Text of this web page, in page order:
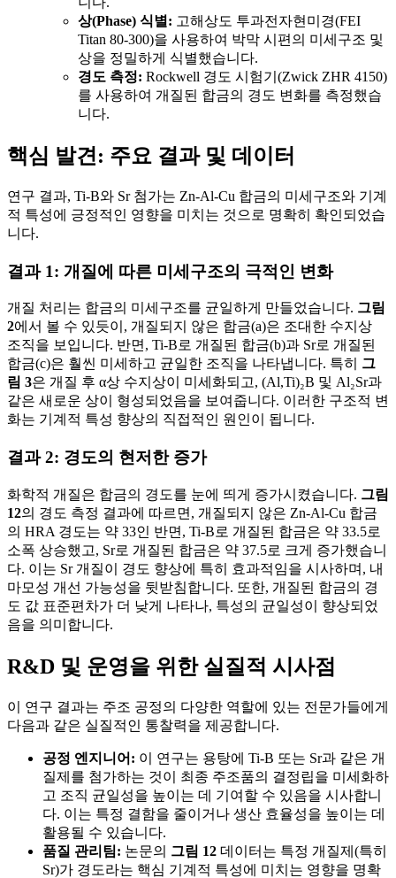
상(Phase) 식별: 고해상도 투과전자현미경(FEI
Titan 80-300)을 사용하여 박막 시편의 미세구조 및
상을 정밀하게 식별했습니다.
경도 측정: Rockwell 경도 시험기(Zwick ZHR 4150)
를 사용하여 개질된 합금의 경도 변화를 측정했습
니다.
핵심 발견: 주요 결과 및 데이터
연구 결과, Ti-B와 Sr 첨가는 Zn-Al-Cu 합금의 미세구조와 기계
적 특성에 긍정적인 영향을 미치는 것으로 명확히 확인되었습
니다.
결과 1: 개질에 따른 미세구조의 극적인 변화
개질 처리는 합금의 미세구조를 균일하게 만들었습니다. 그림
2에서 볼 수 있듯이, 개질되지 않은 합금(a)은 조대한 수지상
조직을 보입니다. 반면, Ti-B로 개질된 합금(b)과 Sr로 개질된
합금(c)은 훨씬 미세하고 균일한 조직을 나타냅니다. 특히 그
림 3은 개질 후 α상 수지상이 미세화되고, (Al,Ti)₂B 및 Al₂Sr과
같은 새로운 상이 형성되었음을 보여줍니다. 이러한 구조적 변
화는 기계적 특성 향상의 직접적인 원인이 됩니다.
결과 2: 경도의 현저한 증가
화학적 개질은 합금의 경도를 눈에 띄게 증가시켰습니다. 그림
12의 경도 측정 결과에 따르면, 개질되지 않은 Zn-Al-Cu 합금
의 HRA 경도는 약 33인 반면, Ti-B로 개질된 합금은 약 33.5로
소폭 상승했고, Sr로 개질된 합금은 약 37.5로 크게 증가했습니
다. 이는 Sr 개질이 경도 향상에 특히 효과적임을 시사하며, 내
마모성 개선 가능성을 뒷받침합니다. 또한, 개질된 합금의 경
도 값 표준편차가 더 낮게 나타나, 특성의 균일성이 향상되었
음을 의미합니다.
R&D 및 운영을 위한 실질적 시사점
이 연구 결과는 주조 공정의 다양한 역할에 있는 전문가들에게
다음과 같은 실질적인 통찰력을 제공합니다.
공정 엔지니어: 이 연구는 용탕에 Ti-B 또는 Sr과 같은 개
질제를 첨가하는 것이 최종 주조품의 결정립을 미세화하
고 조직 균일성을 높이는 데 기여할 수 있음을 시사합니
다. 이는 특정 결함을 줄이거나 생산 효율성을 높이는 데
활용될 수 있습니다.
품질 관리팀: 논문의 그림 12 데이터는 특정 개질제(특히
Sr)가 경도라는 핵심 기계적 특성에 미치는 영향을 명확